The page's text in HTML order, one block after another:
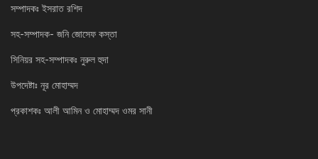
সম্পাদকঃ ইসরাত রশিদ
সহ-সম্পাদক- জনি জোসেফ কস্তা
সিনিয়র সহ-সম্পাদকঃ নুরুল হুদা
উপদেষ্টাঃ নূর মোহাম্মদ
প্রকাশকঃ আলী আমিন ও মোহাম্মদ ওমর সানী